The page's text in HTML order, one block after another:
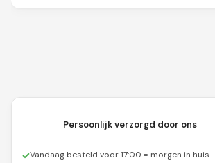
Persoonlijk verzorgd door ons
✓Vandaag besteld voor 17:00 = morgen in huis